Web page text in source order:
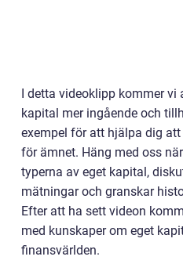
I detta videoklipp kommer vi
kapital mer ingående och
exempel för att hjälpa dig
för ämnet. Häng med oss
typerna av eget kapital,
mätningar och granskar
Efter att ha sett videon
med kunskaper om eget
finansvärlden.